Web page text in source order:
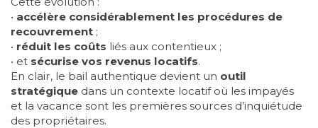
• accélère considérablement les procédures de
recouvrement ;
• réduit les coûts liés aux contentieux ;
• et sécurise vos revenus locatifs.
En clair, le bail authentique devient un outil
stratégique dans un contexte locatif où les impayés
et la vacance sont les premières sources d’inquiétude
des propriétaires.